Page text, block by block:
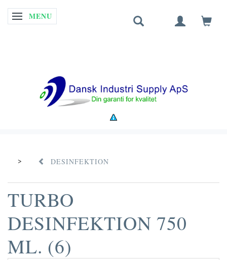
SKIFTE NAVIGATION
MENU
DESINFEKTION
TURBO
DESINFEKTION 750
ML. (6)